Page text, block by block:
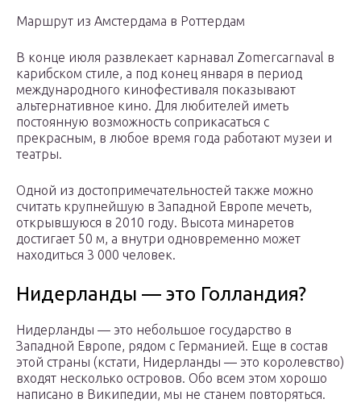
Маршрут из Амстердама в Роттердам
В конце июля развлекает карнавал Zomercarnaval в
карибском стиле, а под конец января в период
международного кинофестиваля показывают
альтернативное кино. Для любителей иметь
постоянную возможность соприкасаться с
прекрасным, в любое время года работают музеи и
театры.
Одной из достопримечательностей также можно
считать крупнейшую в Западной Европе мечеть,
открывшуюся в 2010 году. Высота минаретов
достигает 50 м, а внутри одновременно может
находиться 3 000 человек.
Нидерланды — это Голландия?
Нидерланды — это небольшое государство в
Западной Европе, рядом с Германией. Еще в состав
этой страны (кстати, Нидерланды — это королевство)
входят несколько островов. Обо всем этом хорошо
написано в Википедии, мы не станем повторяться.